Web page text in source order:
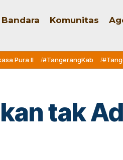
Bandara Komunitas
Pura II #TangerangKab
tak